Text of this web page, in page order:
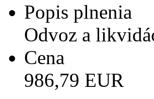
Popis plnenia
Odvoz a
Cena
986,79 EUR